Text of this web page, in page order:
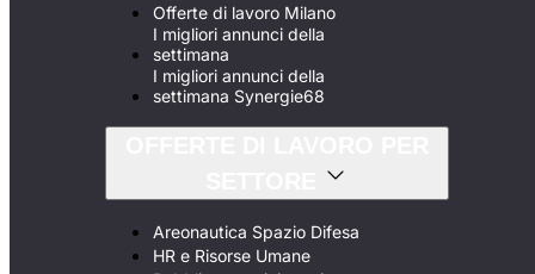
Offerte di lavoro Milano
I migliori annunci della
settimana
I migliori annunci della
settimana Synergie68
Areonautica Spazio Difesa
HR e Risorse Umane